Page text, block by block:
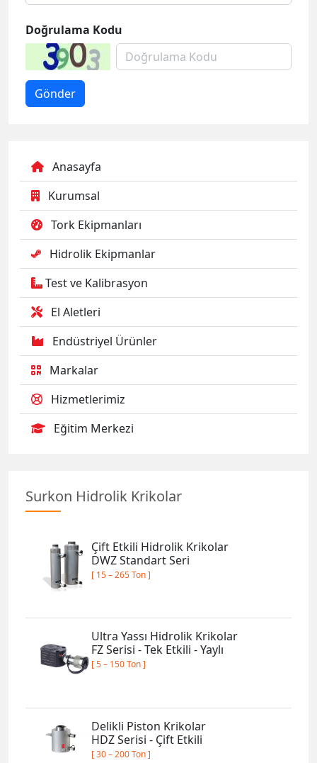
Doğrulama Kodu
Anasayfa
Kurumsal
Tork Ekipmanları
Hidrolik Ekipmanlar
Test ve Kalibrasyon
El Aletleri
Endüstriyel Ürünler
Markalar
Hizmetlerimiz
Eğitim Merkezi
Surkon Hidrolik Krikolar
Çift Etkili Hidrolik Krikolar
DWZ Standart Seri
[ 15 – 265 Ton ]
Ultra Yassı Hidrolik Krikolar
FZ Serisi - Tek Etkili - Yaylı
[ 5 – 150 Ton ]
Delikli Piston Krikolar
HDZ Serisi - Çift Etkili
[ 30 – 200 Ton ]